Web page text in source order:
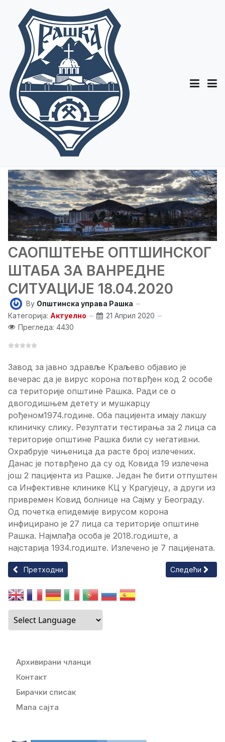
САОПШТЕЊЕ ОПТШИНСКОГ
ШТАБА ЗА ВАНРЕДНЕ
СИТУАЦИЈЕ 18.04.2020
By Општинска управа Рашка
Категорија: Актуелно
21 Април 2020
Прегледа: 4430
Завод за јавно здравље Краљево објавио је
вечерас да је вирус корона потврђен код 2 особе
са територије општине Рашка. Ради се о
двогодишњем детету и мушкарцу
рођеном1974.године. Оба пацијента имају лакшу
клиничку слику. Резултати тестирања за 2 лица са
територије општине Рашка били су негативни.
Охрабрује чињеница да расте број излечених.
Данас је потврђено да су од Ковида 19 излечена
још 2 пацијента из Рашке. Један ће бити отпуштен
са Инфективне клинике КЦ у Крагујецу, а други из
привремен Ковид болнице на Сајму у Београду.
Од почетка епидемије вирусом корона
инфицирано је 27 лица са територије општине
Рашка. Најмлађа особа је 2018.годиште, а
најстарија 1934.годиште. Излечено је 7 пацијената.
Претходни чланак: САОПШТЕЊЕ ОПШТИНСКОГ ШТАБА ЗА
Претходни Следећи
Следећи
Архивирани чланци
Контакт
Бирачки списак
Мапа сајта